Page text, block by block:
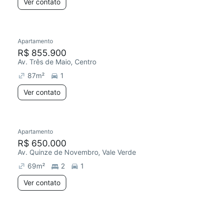
Ver contato
Apartamento
R$ 855.900
Av. Três de Maio, Centro
87m²
1
Ver contato
Apartamento
R$ 650.000
Av. Quinze de Novembro, Vale Verde
69m² 2
1
Ver contato